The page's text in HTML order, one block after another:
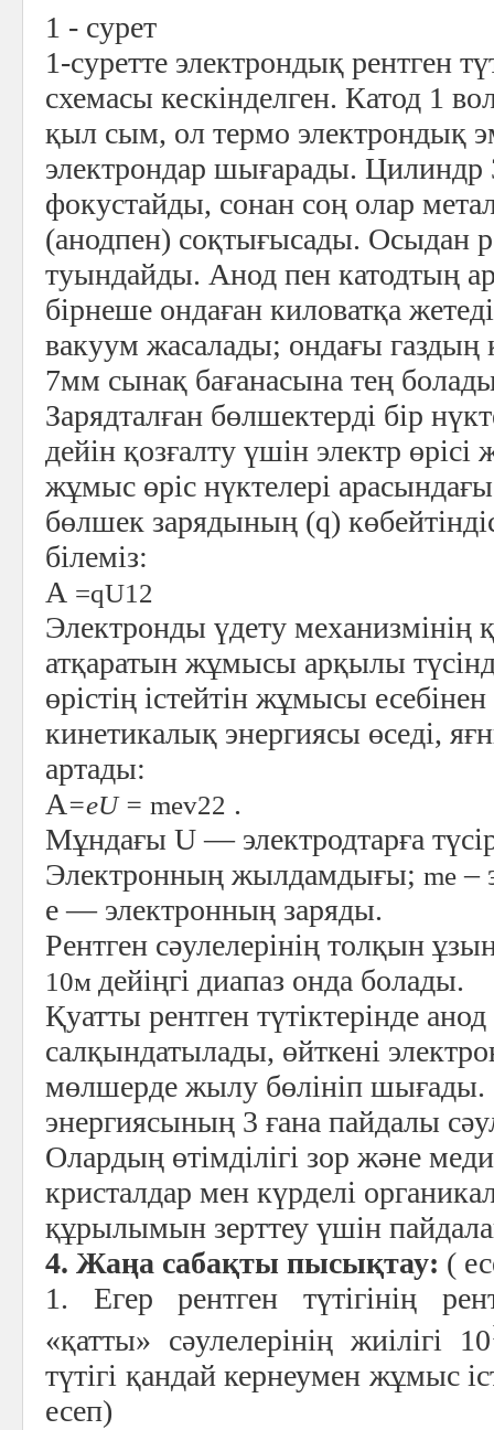
1 - сурет
1-суретте электрондық рентген
схемасы кескінделген. Катод 1
қыл сым, ол термо электрондық
электрондар шығарады. Цилиндр
фокустайды, сонан соң олар
(анодпен) соқтығысады. Осыдан
туындайды. Анод пен катодтың
бірнеше ондаған киловатқа
вакуум жасалады; ондағы
7мм сынақ бағанасына тең
Зарядталған бөлшектерді бір
дейін қозғалту үшін электр
жұмыс өріс нүктелері
бөлшек зарядының (q)
білеміз:
А =qU12
Электронды үдету механизмінің
атқаратын жұмысы арқылы
өрістің істейтін жұмысы
кинетикалық энергиясы өседі,
артады:
А=eU = mev22 .
Мұндағы U — электродтарға
Электронның жылдамдығы; me –
е — электронның заряды.
Рентген сәулелерінің толқын
10м дейіңгі диапаз онда болады.
Қуатты рентген түтіктерінде
салқындатылады, өйткені
мөлшерде жылу бөлініп шығады.
энергиясының 3 ғана пайдалы
Олардың өтімділігі зор және
кристалдар мен күрделі
құрылымын зерттеу үшін
4. Жаңа сабақты пысықтау: (
1. Егер рентген түтігінің
«қатты» сәулелерінің жиілігі 10
түтігі қандай кернеумен жұмыс
есеп)